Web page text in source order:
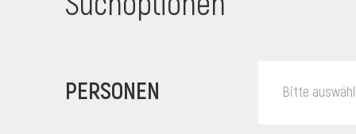
PERSONEN Bitte